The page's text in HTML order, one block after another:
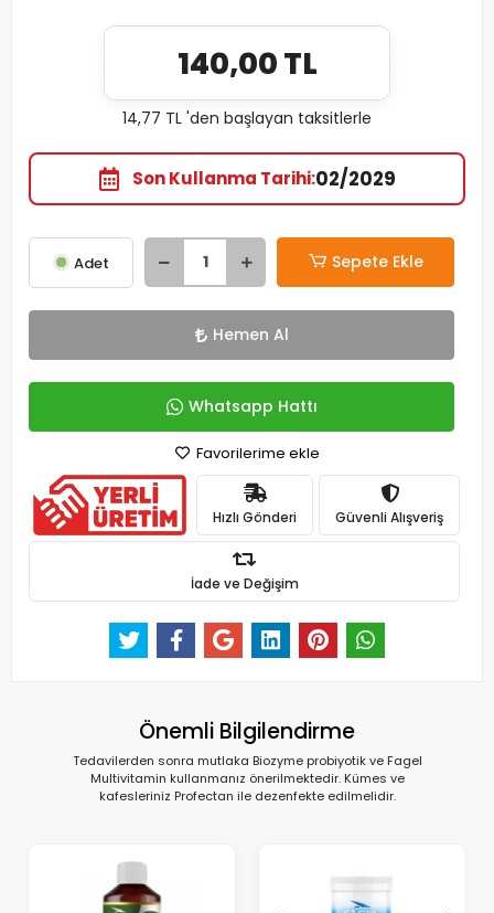
140,00 TL
14,77 TL 'den başlayan taksitlerle
Son Kullanma Tarihi02/2029
Adet Sepete Ekle
Hemen Al
Whatsapp Hattı
Favorilerime ekle
Hızlı Gönderi Güvenli Alışveriş
İade ve Değişim
Önemli Bilgilendirme
Tedavilerden sonra mutlaka Biozyme probiyotik ve Fagel
Multivitamin kullanmanız önerilmektedir. Kümes ve
kafesleriniz Profectan ile dezenfekte edilmelidir.